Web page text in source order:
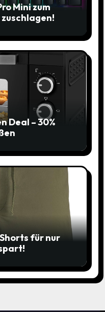
Mini zum
Deal – 30%
für nur